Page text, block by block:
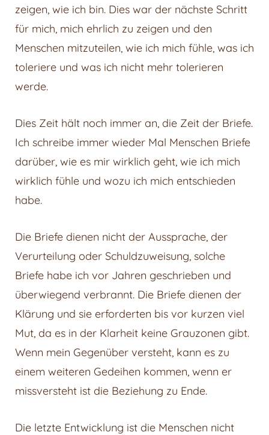
zeigen, wie ich bin. Dies war der nächste Schritt
für mich, mich ehrlich zu zeigen und den
Menschen mitzuteilen, wie ich mich fühle, was ich
toleriere und was ich nicht mehr tolerieren
werde.
Dies Zeit hält noch immer an, die Zeit der Briefe.
Ich schreibe immer wieder Mal Menschen Briefe
darüber, wie es mir wirklich geht, wie ich mich
wirklich fühle und wozu ich mich entschieden
habe.
Die Briefe dienen nicht der Aussprache, der
Verurteilung oder Schuldzuweisung, solche
Briefe habe ich vor Jahren geschrieben und
überwiegend verbrannt. Die Briefe dienen der
Klärung und sie erforderten bis vor kurzen viel
Mut, da es in der Klarheit keine Grauzonen gibt.
Wenn mein Gegenüber versteht, kann es zu
einem weiteren Gedeihen kommen, wenn er
missversteht ist die Beziehung zu Ende.
Die letzte Entwicklung ist die Menschen nicht